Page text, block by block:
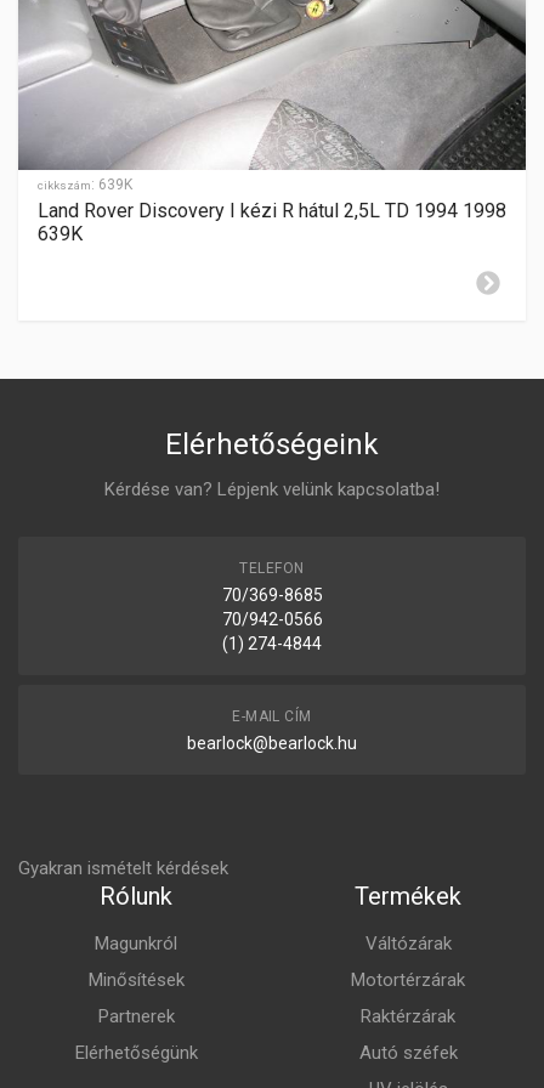
SEBESSÉGFOKOZATOK
-
GYÁRTÁSI ÉV
2005-2013
cikkszám: 639K
Land Rover Discovery I kézi R hátul 2,5L TD 1994 1998
639K
Elérhetőségeink
Kérdése van? Lépjenk velünk kapcsolatba!
TELEFON
70/369-8685
70/942-0566
(1) 274-4844
E-MAIL CÍM
bearlock@bearlock.hu
Gyakran ismételt kérdések
Rólunk
Magunkról
Minősítések
Partnerek
Elérhetőségünk
Termékek
Váltózárak
Motortérzárak
Raktérzárak
Autó széfek